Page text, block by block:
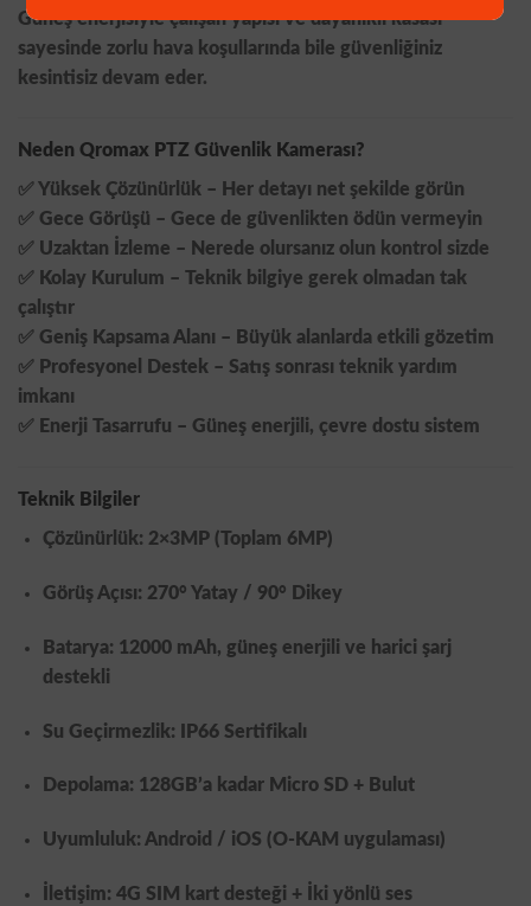
Güneş enerjisiyle çalışan yapısı ve dayanıklı kasası
sayesinde zorlu hava koşullarında bile güvenliğiniz
kesintisiz devam eder.
Neden Qromax PTZ Güvenlik Kamerası?
✅ Yüksek Çözünürlük – Her detayı net şekilde görün
✅ Gece Görüşü – Gece de güvenlikten ödün vermeyin
✅ Uzaktan İzleme – Nerede olursanız olun kontrol sizde
✅ Kolay Kurulum – Teknik bilgiye gerek olmadan tak
çalıştır
✅ Geniş Kapsama Alanı – Büyük alanlarda etkili gözetim
✅ Profesyonel Destek – Satış sonrası teknik yardım
imkanı
✅ Enerji Tasarrufu – Güneş enerjili, çevre dostu sistem
Teknik Bilgiler
Çözünürlük: 2×3MP (Toplam 6MP)
Görüş Açısı: 270° Yatay / 90° Dikey
Batarya: 12000 mAh, güneş enerjili ve harici şarj
destekli
Su Geçirmezlik: IP66 Sertifikalı
Depolama: 128GB’a kadar Micro SD + Bulut
Uyumluluk: Android / iOS (O-KAM uygulaması)
İletişim: 4G SIM kart desteği + İki yönlü ses